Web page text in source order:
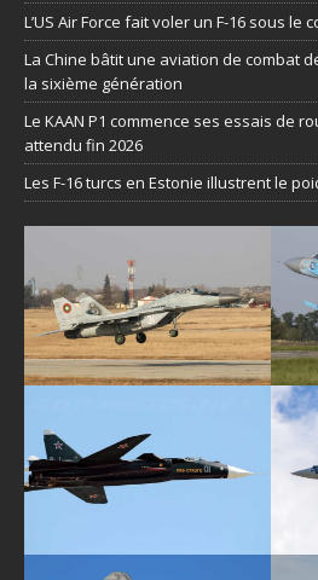
L’US Air Force fait voler un F-16 sous le
La Chine bâtit une aviation de combat
la sixième génération
Le KAAN P1 commence ses essais de
attendu fin 2026
Les F-16 turcs en Estonie illustrent le